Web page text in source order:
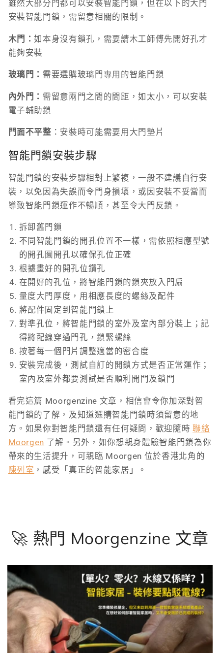
雖然大部分門都可以安裝智能門鎖，但在以下的大門
安裝智能門鎖，需留意相關的限制。
木門：如本身沒有鎖孔，需要請木工師傅先開好孔才
能夠安裝
玻璃門： 需要選購玻璃門專用的智能門鎖
內外門： 需留意兩門之間的間距，如太小，可以安裝
電子輔助鎖
門面不平整 ：安裝時可能需要用大門墊片
智能門鎖安裝步驟
智能門鎖的安裝步驟相對上繁複，一般不建議自行安
裝，以免因為失誤而令門身損壞，或因安裝不妥當而
導致智能門鎖運作不暢順，甚至令大門反鎖。
拆卸舊門鎖
不同智能門鎖的開孔位置不一樣，需依照相應型號
的開孔圖開孔以確保孔位正確
根據畫好的開孔位鑽孔
在開好的孔位，將智能門鎖的鎖夾放入門扇
量度大門厚度，用相應長度的螺絲及配件
將配件固定到智能門鎖上
對準孔位，將智能門鎖的室外及室內部分裝上；記
得將配線穿過門孔，鎖緊螺絲
按著每一個門片調整適當的密合度
安裝完成後，測試自訂的開鎖方式是否正常運作；
室內及室外都要測試是否順利開門及鎖門
看完這篇 Moorgenzine 文章，相信會令你加深對智
能門鎖的了解，及知道選購智能門鎖時須留意的地
方。如果你對智能門鎖還有任何疑問，歡迎隨時聯絡
Moorgen 了解。另外，如你想親身體驗智能門鎖為你
帶來的生活提升，可親臨 Moorgen 位於香港北角的
陳列室 ，感受「真正的智能家居」。
🚀 熱門 Moorgenzine 文章